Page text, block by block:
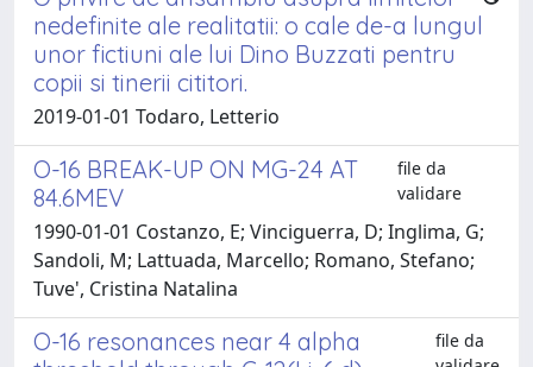
nedefinite ale realitatii: o cale de-a lungul
unor fictiuni ale lui Dino Buzzati pentru
copii si tinerii cititori.
2019-01-01 Todaro, Letterio
O-16 BREAK-UP ON MG-24 AT
84.6MEV
file da
validare
1990-01-01 Costanzo, E; Vinciguerra, D; Inglima, G;
Sandoli, M; Lattuada, Marcello; Romano, Stefano;
Tuve', Cristina Natalina
O-16 resonances near 4 alpha
file da